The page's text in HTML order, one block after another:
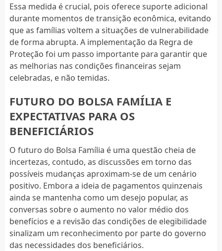
Essa medida é crucial, pois oferece suporte adicional
durante momentos de transição econômica, evitando
que as famílias voltem a situações de vulnerabilidade
de forma abrupta. A implementação da Regra de
Proteção foi um passo importante para garantir que
as melhorias nas condições financeiras sejam
celebradas, e não temidas.
FUTURO DO BOLSA FAMÍLIA E
EXPECTATIVAS PARA OS
BENEFICIÁRIOS
O futuro do Bolsa Família é uma questão cheia de
incertezas, contudo, as discussões em torno das
possíveis mudanças aproximam-se de um cenário
positivo. Embora a ideia de pagamentos quinzenais
ainda se mantenha como um desejo popular, as
conversas sobre o aumento no valor médio dos
benefícios e a revisão das condições de elegibilidade
sinalizam um reconhecimento por parte do governo
das necessidades dos beneficiários.